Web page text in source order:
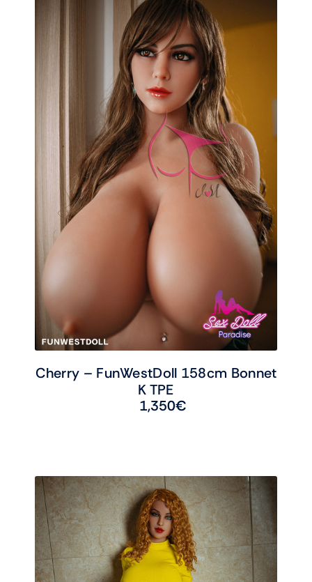
Cherry – FunWestDoll 158cm Bonnet
K TPE
1,350€